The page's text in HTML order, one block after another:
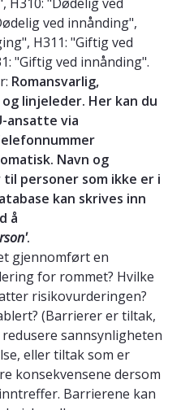
ved innånding",
H311: "Giftig ved
"Giftig ved innånding".
Romansvarlig,
linjeleder. Her kan du
ansatte via
Navn og
personer som ikke er i
kan skrives inn
å
.
gjennomført en
for rommet? Hvilke
risikovurderingen?
(Barrierer er tiltak,
sannsynligheten
eller tiltak som er
konsekvensene dersom
Barrierene kan